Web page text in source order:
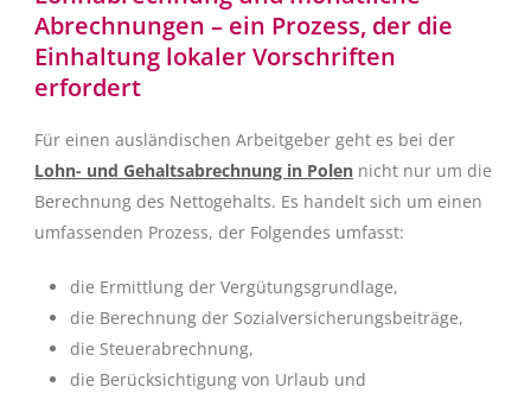
Abrechnungen – ein Prozess, der die
Einhaltung lokaler Vorschriften
erfordert
Für einen ausländischen Arbeitgeber geht es bei der
Lohn- und Gehaltsabrechnung in Polen nicht nur um die
Berechnung des Nettogehalts. Es handelt sich um einen
umfassenden Prozess, der Folgendes umfasst:
die Ermittlung der Vergütungsgrundlage,
die Berechnung der Sozialversicherungsbeiträge,
die Steuerabrechnung,
die Berücksichtigung von Urlaub und